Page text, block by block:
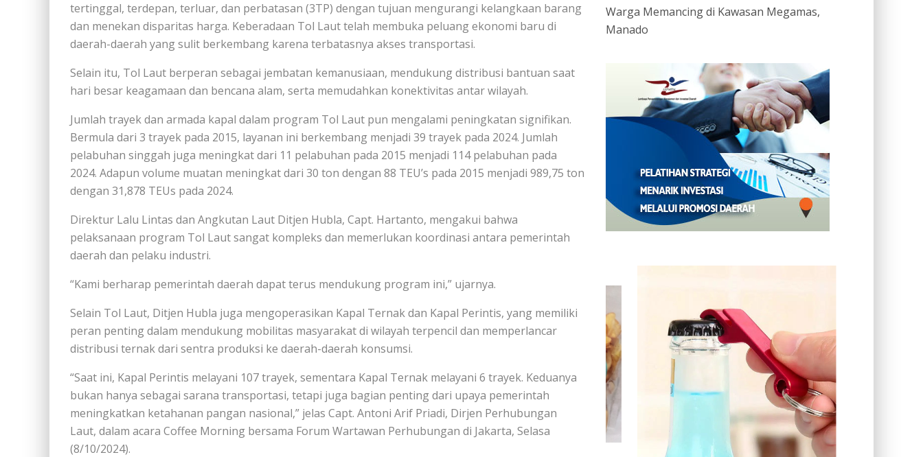
tertinggal, terdepan, terluar, dan perbatasan (3TP) dengan tujuan mengurangi kelangkaan barang
dan menekan disparitas harga. Keberadaan Tol Laut telah membuka peluang ekonomi baru di
daerah-daerah yang sulit berkembang karena terbatasnya akses transportasi.
Selain itu, Tol Laut berperan sebagai jembatan kemanusiaan, mendukung distribusi bantuan saat
hari besar keagamaan dan bencana alam, serta memudahkan konektivitas antar wilayah.
Jumlah trayek dan armada kapal dalam program Tol Laut pun mengalami peningkatan signifikan.
Bermula dari 3 trayek pada 2015, layanan ini berkembang menjadi 39 trayek pada 2024. Jumlah
pelabuhan singgah juga meningkat dari 11 pelabuhan pada 2015 menjadi 114 pelabuhan pada
2024. Adapun volume muatan meningkat dari 30 ton dengan 88 TEU’s pada 2015 menjadi 989,75 ton
dengan 31,878 TEUs pada 2024.
Direktur Lalu Lintas dan Angkutan Laut Ditjen Hubla, Capt. Hartanto, mengakui bahwa
pelaksanaan program Tol Laut sangat kompleks dan memerlukan koordinasi antara pemerintah
daerah dan pelaku industri.
“Kami berharap pemerintah daerah dapat terus mendukung program ini,” ujarnya.
Selain Tol Laut, Ditjen Hubla juga mengoperasikan Kapal Ternak dan Kapal Perintis, yang memiliki
peran penting dalam mendukung mobilitas masyarakat di wilayah terpencil dan memperlancar
distribusi ternak dari sentra produksi ke daerah-daerah konsumsi.
“Saat ini, Kapal Perintis melayani 107 trayek, sementara Kapal Ternak melayani 6 trayek. Keduanya
bukan hanya sebagai sarana transportasi, tetapi juga bagian penting dari upaya pemerintah
meningkatkan ketahanan pangan nasional,” jelas Capt. Antoni Arif Priadi, Dirjen Perhubungan
Laut, dalam acara Coffee Morning bersama Forum Wartawan Perhubungan di Jakarta, Selasa
(8/10/2024).
Warga Memancing di Kawasan Megamas,
Manado